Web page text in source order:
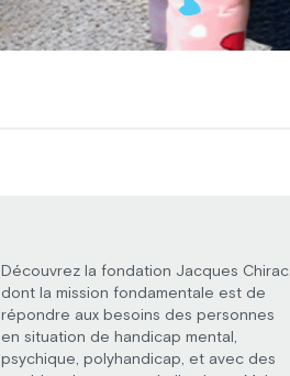
Découvrez la fondation Jacques Chirac,
dont la mission fondamentale est de
répondre aux besoins des personnes
en situation de handicap mental,
psychique, polyhandicap, et avec des